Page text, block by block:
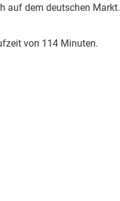
auf dem deutschen Markt.
von 114 Minuten.